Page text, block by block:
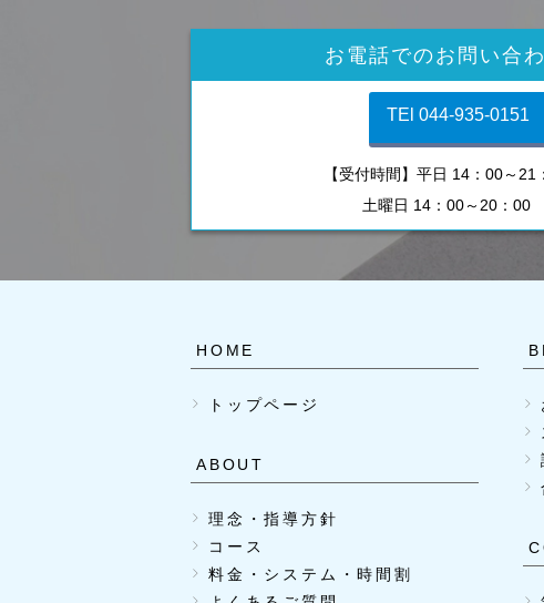
お電話でのお問い合
TEl 044-935-0151
【受付時間】平日 14：00～21
土曜日 14：00～20：00
HOME
トップページ
ABOUT
理念・指導方針
コース
料金・システム・時間割